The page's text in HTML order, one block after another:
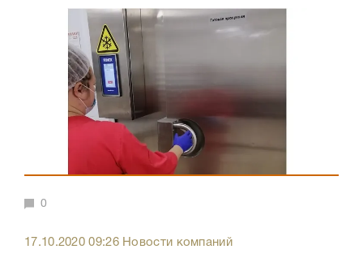
0
17.10.2020 09:26 Новости компаний